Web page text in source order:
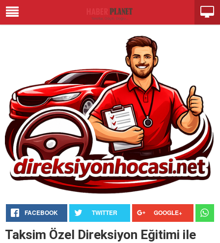
FACEBOOK TWITTER GOOGLE+
Taksim Özel Direksiyon Eğitimi ile